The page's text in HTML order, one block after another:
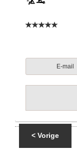
E-mail
< Vorige